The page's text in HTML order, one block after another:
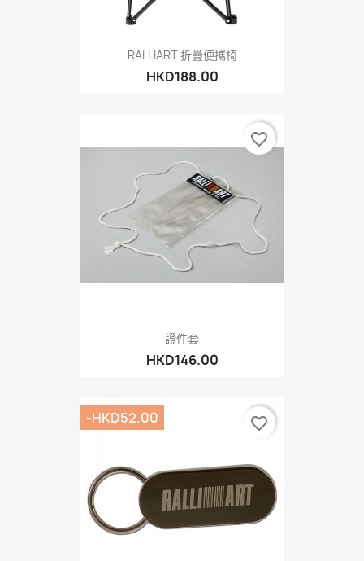
RALLIART 折疊便攜椅
HKD188.00
證件套
HKD146.00
favorite_border
-HKD52.00 favorite_border